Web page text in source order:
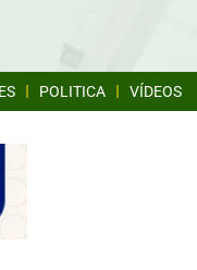
POLITICA VÍDEOS